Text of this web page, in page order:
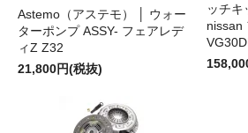
Astemo（アステモ） │ ウォー
ターポンプ ASSY- フェアレデ
ィZ Z32
21,800円(税抜)
ッチキ
nissan